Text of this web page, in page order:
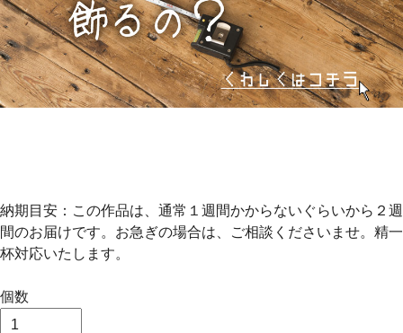
納期目安：この作品は、通常１週間かからないぐらいから２週
間のお届けです。お急ぎの場合は、ご相談くださいませ。精一
杯対応いたします。
個数